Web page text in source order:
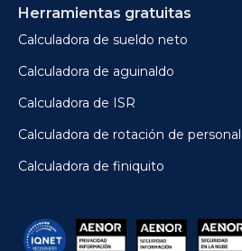
Herramientas gratuitas
Calculadora de sueldo neto
Calculadora de aguinaldo
Calculadora de ISR
Calculadora de rotación de personal
Calculadora de finiquito